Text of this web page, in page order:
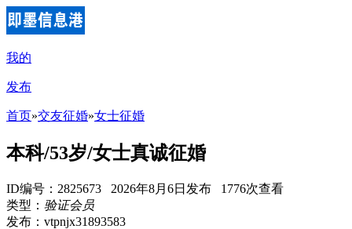
我的
发布
首页»交友征婚»女士征婚
本科/53岁/女士真诚征婚
ID编号：2825673 2026年8月6日发布 1776次查看
类型： 验证会员
发布：vtpnjx31893583